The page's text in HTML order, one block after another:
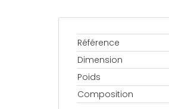
Référence
Dimension
Poids
Composition